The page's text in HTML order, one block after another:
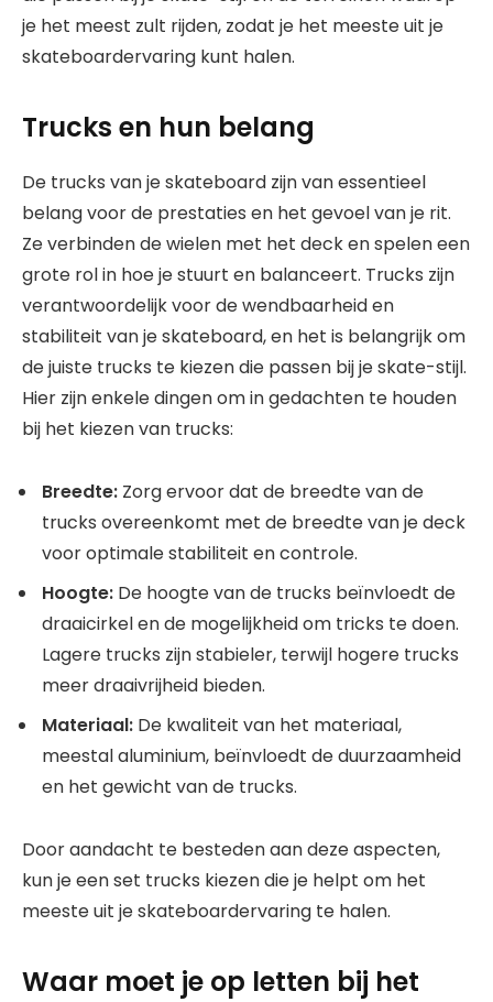
je het meest zult rijden, zodat je het meeste uit je
skateboardervaring kunt halen.
Trucks en hun belang
De trucks van je skateboard zijn van essentieel
belang voor de prestaties en het gevoel van je rit.
Ze verbinden de wielen met het deck en spelen een
grote rol in hoe je stuurt en balanceert. Trucks zijn
verantwoordelijk voor de wendbaarheid en
stabiliteit van je skateboard, en het is belangrijk om
de juiste trucks te kiezen die passen bij je skate-stijl.
Hier zijn enkele dingen om in gedachten te houden
bij het kiezen van trucks:
Breedte: Zorg ervoor dat de breedte van de
trucks overeenkomt met de breedte van je deck
voor optimale stabiliteit en controle.
Hoogte: De hoogte van de trucks beïnvloedt de
draaicirkel en de mogelijkheid om tricks te doen.
Lagere trucks zijn stabieler, terwijl hogere trucks
meer draaivrijheid bieden.
Materiaal: De kwaliteit van het materiaal,
meestal aluminium, beïnvloedt de duurzaamheid
en het gewicht van de trucks.
Door aandacht te besteden aan deze aspecten,
kun je een set trucks kiezen die je helpt om het
meeste uit je skateboardervaring te halen.
Waar moet je op letten bij het